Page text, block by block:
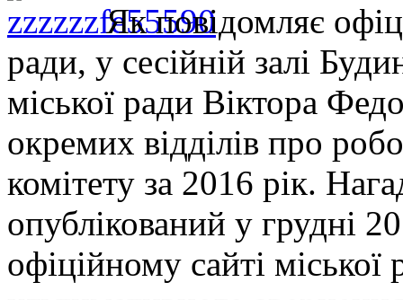
Як повідомляє
ради, у сесійній залі
міської ради Віктора
окремих відділів про
комітету за 2016 рік.
опублікований у грудні
офіційному сайті міської